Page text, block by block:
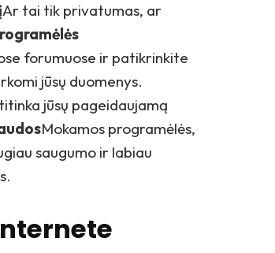
Ar tai tik privatumas, ar
forumuose ir patikrinkite
jūsų duomenys.
jūsų pageidaujamą
Mokamos programėlės,
saugumo ir labiau